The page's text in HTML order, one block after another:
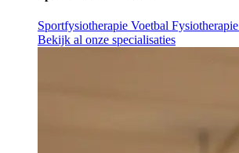
Sportfysiotherapie Voetbal Fysiotherapie
Bekijk al onze specialisaties